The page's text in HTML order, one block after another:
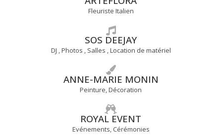
Fleuriste Italien
SOS DEEJAY
DJ , Photos , Salles , Location de matériel
ANNE-MARIE MONIN
Peinture, Décoration
ROYAL EVENT
Evénements, Cérémonies